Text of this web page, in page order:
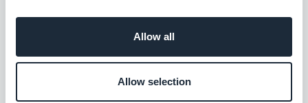
Allow all
Allow selection